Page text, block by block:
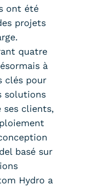
ont été
projets
quatre
à
clés pour
solutions
ses clients,
basé sur
Hydro a